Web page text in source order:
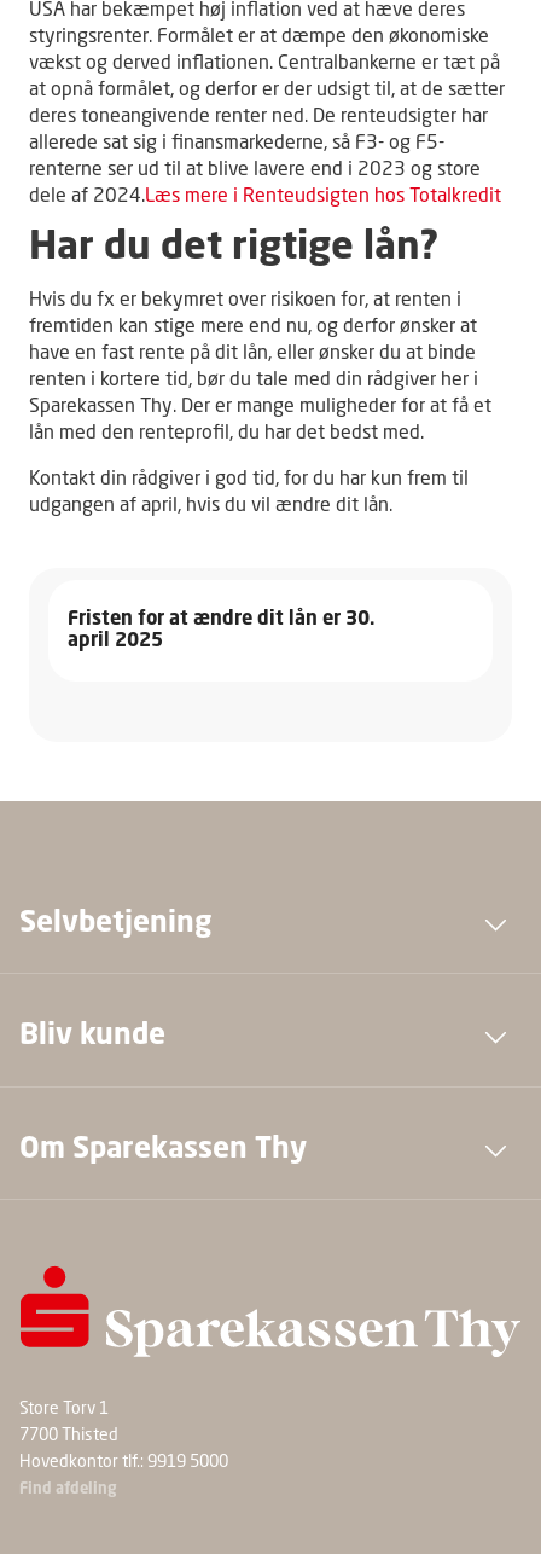
USA har bekæmpet høj inflation ved at hæve deres
styringsrenter. Formålet er at dæmpe den økonomiske
vækst og derved inflationen. Centralbankerne er tæt på
at opnå formålet, og derfor er der udsigt til, at de sætter
deres toneangivende renter ned. De renteudsigter har
allerede sat sig i finansmarkederne, så F3- og F5-
renterne ser ud til at blive lavere end i 2023 og store
dele af 2024.Læs mere i Renteudsigten hos Totalkredit
Har du det rigtige lån?
Hvis du fx er bekymret over risikoen for, at renten i
fremtiden kan stige mere end nu, og derfor ønsker at
have en fast rente på dit lån, eller ønsker du at binde
renten i kortere tid, bør du tale med din rådgiver her i
Sparekassen Thy. Der er mange muligheder for at få et
lån med den renteprofil, du har det bedst med.
Kontakt din rådgiver i god tid, for du har kun frem til
udgangen af april, hvis du vil ændre dit lån.
Fristen for at ændre dit lån er 30.
april 2025
Selvbetjening
Bliv kunde
Om Sparekassen Thy
Store Torv 1
7700 Thisted
Hovedkontor tlf.: 9919 5000
Find afdeling